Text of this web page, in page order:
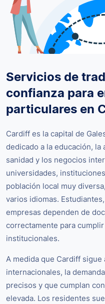
Servicios de
confianza para
particulares en
Cardiff es la capital de
dedicado a la educación,
sanidad y los negocios
universidades,
población local muy
varios idiomas.
empresas dependen de
correctamente para
institucionales.
A medida que Cardiff
internacionales, la
precisos y que cumplan
elevada. Los residentes